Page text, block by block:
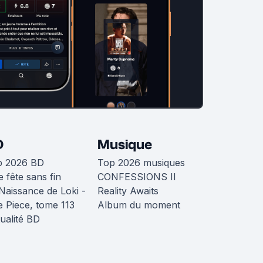
2026 BD
fête sans fin
de Loki -
Piece, tome 113
BD
Musique
Top 2026 musiques
CONFESSIONS II
Reality Awaits
Album du moment